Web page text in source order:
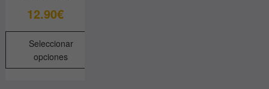
12.90€
Seleccionar
opciones